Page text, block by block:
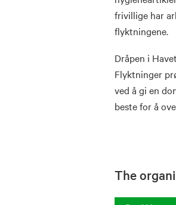
frivillige har
flyktningene.
Dråpen i
Flyktninger
ved å gi en
beste for å
The